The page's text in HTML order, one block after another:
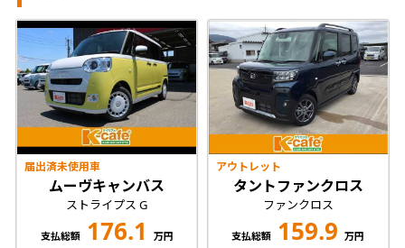
届出済未使用車
ムーヴキャンバス
ストライプス G
支払総額 176.1 万円
アウトレット
タントファンクロス
ファンクロス
支払総額 159.9 万円